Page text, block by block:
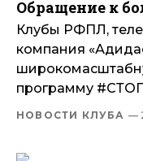
Обращение к
Клубы РФПЛ,
компания
программу
НОВОСТИ КЛУБА —